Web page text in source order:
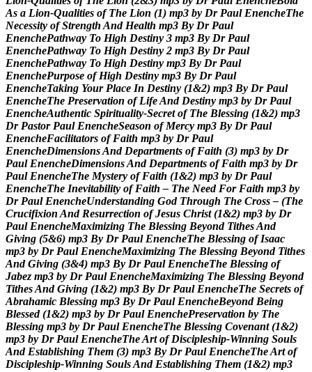
As a Lion-Qualities of The Lion (1) mp3 by Dr Paul EnencheThe
Necessity of Strength And Health mp3 By Dr Paul
EnenchePathway To High Destiny 3 mp3 By Dr Paul
EnenchePathway To High Destiny 2 mp3 By Dr Paul
EnenchePathway To High Destiny mp3 By Dr Paul
EnenchePurpose of High Destiny mp3 By Dr Paul
EnencheTaking Your Place In Destiny (1&2) mp3 By Dr Paul
EnencheThe Preservation of LifeAnd Destiny mp3 by Dr Paul
EnencheAuthentic Spirituality-Secret of The Blessing (1&2) mp3
Dr Pastor Paul EnencheSeason of Mercy mp3 By Dr Paul
EnencheFacilitators of Faith mp3 by Dr Paul
EnencheDimensionsAnd Departments of Faith (3) mp3 by Dr
Paul EnencheDimensionsAnd Departments of Faith mp3 by Dr
Paul EnencheThe Mystery of Faith (1&2) mp3 by Dr Paul
EnencheThe Inevitability of Faith – The Need For Faith mp3 by
Dr Paul EnencheUnderstanding God Through The Cross – (The
Crucifixion And Resurrection of Jesus Christ (1&2) mp3 by Dr
Paul EnencheMaximizing The Blessing Beyond TithesAnd
Giving (5&6) mp3 By Dr Paul EnencheThe Blessing of Isaac
mp3 by Dr Paul EnencheMaximizing The Blessing Beyond Tithes
And Giving (3&4) mp3 By Dr Paul EnencheThe Blessing of
Jabez mp3 by Dr Paul EnencheMaximizing The Blessing Beyond
TithesAnd Giving (1&2) mp3 By Dr Paul EnencheThe Secrets of
Abrahamic Blessing mp3 By Dr Paul EnencheBeyond Being
Blessed (1&2) mp3 by Dr Paul EnenchePreservation by The
Blessing mp3 by Dr Paul EnencheThe Blessing Covenant (1&2)
mp3 by Dr Paul EnencheTheArt of Discipleship-Winning Souls
And Establishing Them (3) mp3 By Dr Paul EnencheTheArt of
Discipleship-Winning SoulsAnd Establishing Them (1&2) mp3